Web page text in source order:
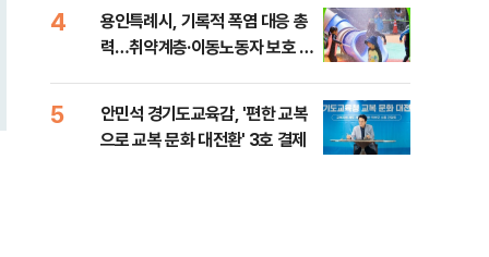
4
용인특례시, 기록적 폭염 대응 총
력…취약계층·이동노동자 보호 강
5
안민석 경기도교육감, '편한 교복
으로 교복 문화 대전환' 3호 결제